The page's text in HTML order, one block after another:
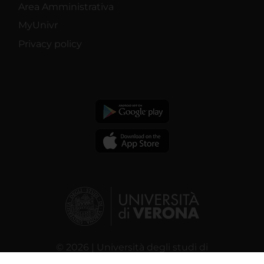
Area Amministrativa
MyUnivr
Privacy policy
© 2026 | Università degli studi di